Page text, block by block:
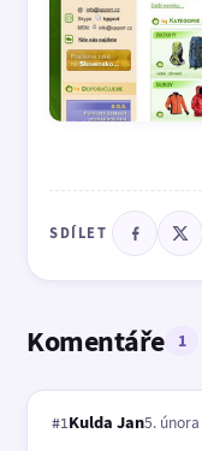
SDÍLET
Komentáře 1
#1Kulda Jan5.